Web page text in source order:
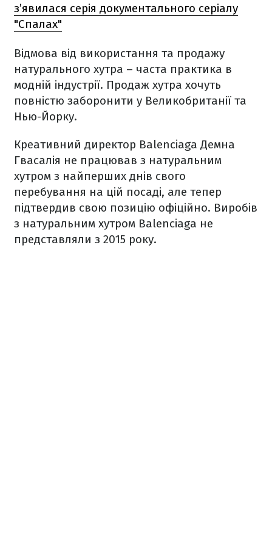
з’явилася серія документального серіалу
"Спалах"
Відмова від використання та продажу
натурального хутра – часта практика в
модній індустрії. Продаж хутра хочуть
повністю заборонити у Великобританії та
Нью-Йорку.
Креативний директор Balenciaga Демна
Гвасалія не працював з натуральним
хутром з найперших днів свого
перебування на цій посаді, але тепер
підтвердив свою позицію офіційно. Виробів
з натуральним хутром Balenciaga не
представляли з 2015 року.